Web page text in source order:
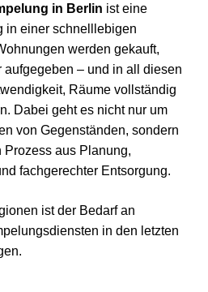
in Berlin ist eine
in einer schnelllebigen
werden gekauft,
aufgegeben – und in all diesen
Räume vollständig
Dabei geht es nicht nur um
von Gegenständen, sondern
Prozess aus Planung,
fachgerechter Entsorgung.
ist der Bedarf an
in den letzten